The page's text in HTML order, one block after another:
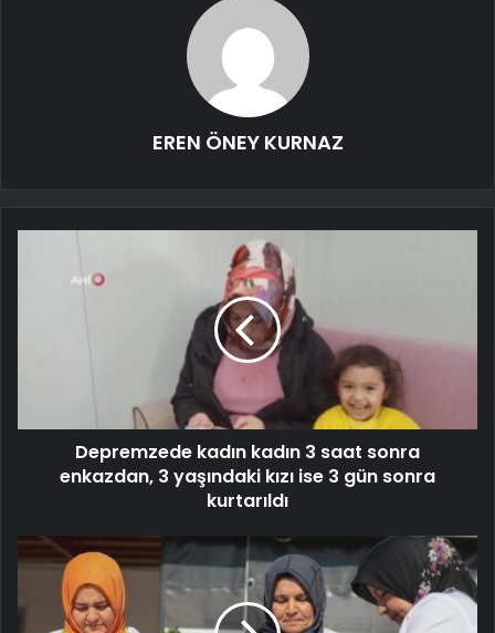
EREN ÖNEY KURNAZ
Depremzede kadın kadın 3 saat sonra
enkazdan, 3 yaşındaki kızı ise 3 gün sonra
kurtarıldı